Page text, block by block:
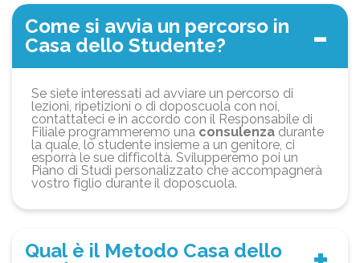
Come si avvia un percorso in
Casa dello Studente?
Se siete interessati ad avviare un percorso di
lezioni, ripetizioni o di doposcuola con noi,
contattateci e in accordo con il Responsabile di
Filiale programmeremo una consulenza durante
la quale, lo studente insieme a un genitore, ci
esporrà le sue difficoltà. Svilupperemo poi un
Piano di Studi personalizzato che accompagnerà
vostro figlio durante il doposcuola.
Qual è il Metodo Casa dello